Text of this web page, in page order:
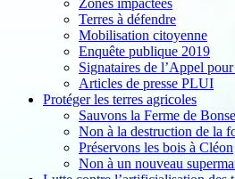
Terres à défendre
Mobilisation citoyenne
Enquête publique 2019
Signataires de l’Appel
Articles de presse PLUI
Protéger les terres agricoles
Sauvons la Ferme de
Non à la destruction de la
Préservons les bois à Cléon
Non à un nouveau